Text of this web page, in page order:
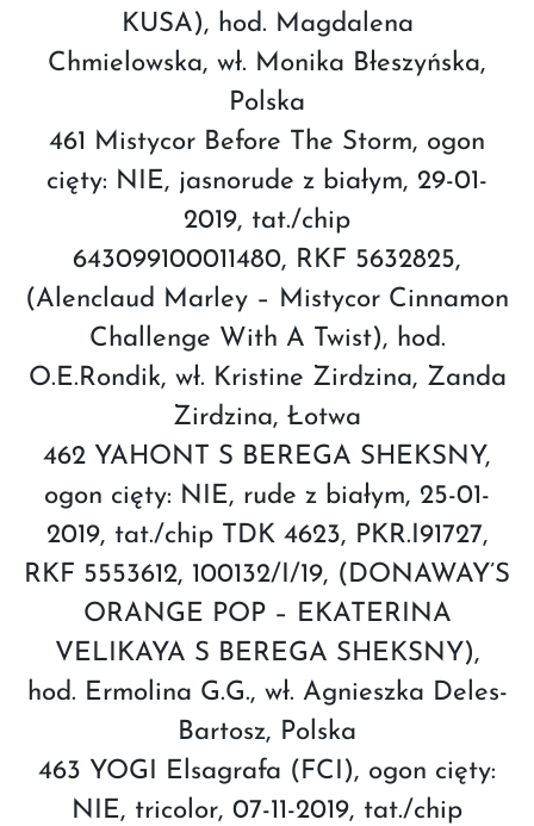
KUSA), hod. Magdalena
Chmielowska, wł. Monika Błeszyńska,
Polska
461 Mistycor Before The Storm, ogon
cięty: NIE, jasnorude z białym, 29-01-
2019, tat./chip
643099100011480, RKF 5632825,
(Alenclaud Marley – Mistycor Cinnamon
Challenge With A Twist), hod.
O.E.Rondik, wł. Kristine Zirdzina, Zanda
Zirdzina, Łotwa
462 YAHONT S BEREGA SHEKSNY,
ogon cięty: NIE, rude z białym, 25-01-
2019, tat./chip TDK 4623, PKR.I91727,
RKF 5553612, 100132/I/19, (DONAWAY’S
ORANGE POP – EKATERINA
VELIKAYA S BEREGA SHEKSNY),
hod. Ermolina G.G., wł. Agnieszka Deles-
Bartosz, Polska
463 YOGI Elsagrafa (FCI), ogon cięty:
NIE, tricolor, 07-11-2019, tat./chip